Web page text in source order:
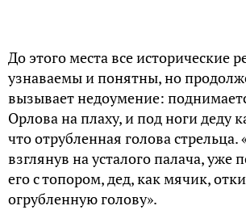
До этого места все исторические
узнаваемы и понятны, но
вызывает недоумение:
Орлова на плаху, и под ноги деду
что отрубленная голова
взглянув на усталого палача, уже
его с топором, дед, как мячик,
огрубленную голову».